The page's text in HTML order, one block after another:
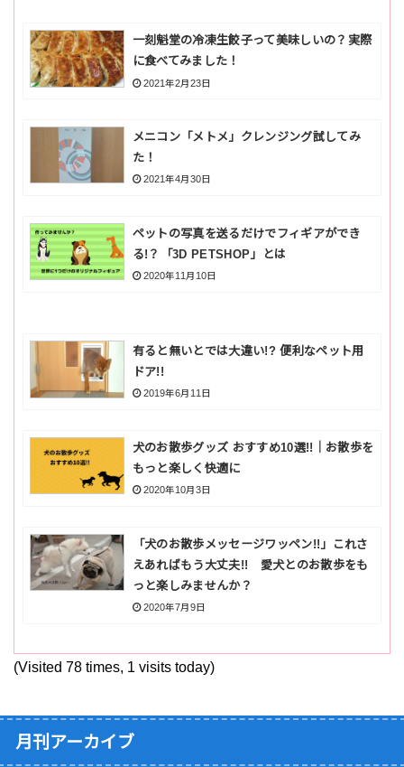
一刻魁堂の冷凍生餃子って美味しいの？実際
に食べてみました！
2021年2月23日
メニコン「メトメ」クレンジング試してみ
た！
2021年4月30日
ペットの写真を送るだけでフィギアができ
る!？「3D PETSHOP」とは
2020年11月10日
有ると無いとでは大違い!? 便利なペット用
ドア!!
2019年6月11日
犬のお散歩グッズ おすすめ10選!!｜お散歩を
もっと楽しく快適に
2020年10月3日
「犬のお散歩メッセージワッペン!!」これさ
えあればもう大丈夫!! 愛犬とのお散歩をも
っと楽しみませんか？
2020年7月9日
(Visited 78 times, 1 visits today)
月刊アーカイブ